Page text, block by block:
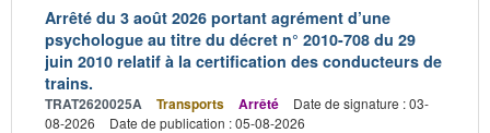
Arrêté du 3 août 2026 portant agrément d’une
psychologue au titre du décret n° 2010-708 du 29
juin 2010 relatif à la certification des conducteurs de
trains.
TRAT2620025A Transports Arrêté
Date de signature : 03-
08-2026
Date de publication : 05-08-2026